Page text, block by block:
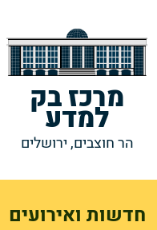
מרכז בק
למדע
הר חוצבים, ירושלים
חדשות ואירועים